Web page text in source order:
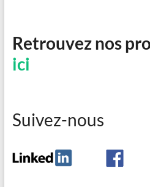
Retrouvez nos
ici
Suivez-nous